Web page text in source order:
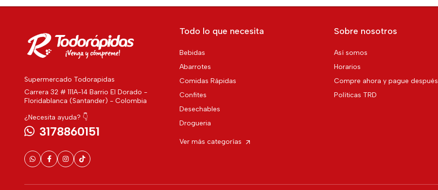
Supermercado Todorapidas
Carrera 32 # 111A-14 Barrio El Dorado -
Floridablanca (Santander) - Colombia
¿Necesita ayuda? 👇
3178860151
Todo lo que necesita
Bebidas
Abarrotes
Comidas Rápidas
Confites
Desechables
Drogueria
Ver más categorías
Sobre nosotros
Así somos
Horarios
Compre ahora y pague después
Políticas TRD